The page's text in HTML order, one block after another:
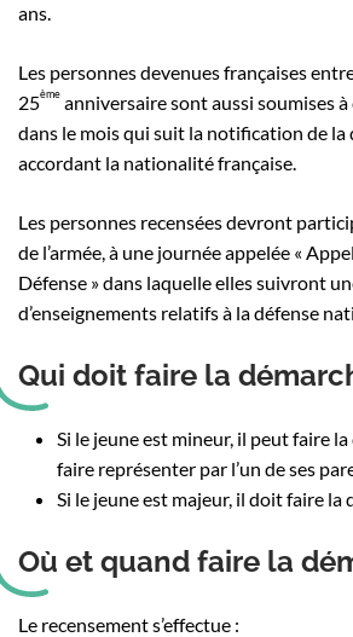
ans.
Les personnes devenues françaises
25ème anniversaire sont aussi soumises
dans le mois qui suit la notification de la
accordant la nationalité française.
Les personnes recensées devront
de l’armée, à une journée appelée «
Défense » dans laquelle elles suivront
d’enseignements relatifs à la défense
Qui doit faire la
Si le jeune est mineur, il peut faire
faire représenter par l’un de ses
Si le jeune est majeur, il doit faire la
Où et quand faire la
Le recensement s’effectue :